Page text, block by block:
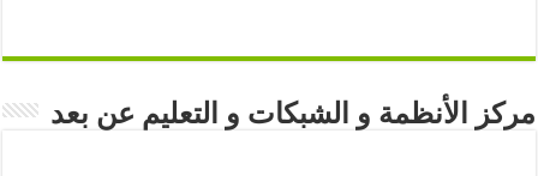
مركز الأنظمة و الشبكات و التعليم عن بعد